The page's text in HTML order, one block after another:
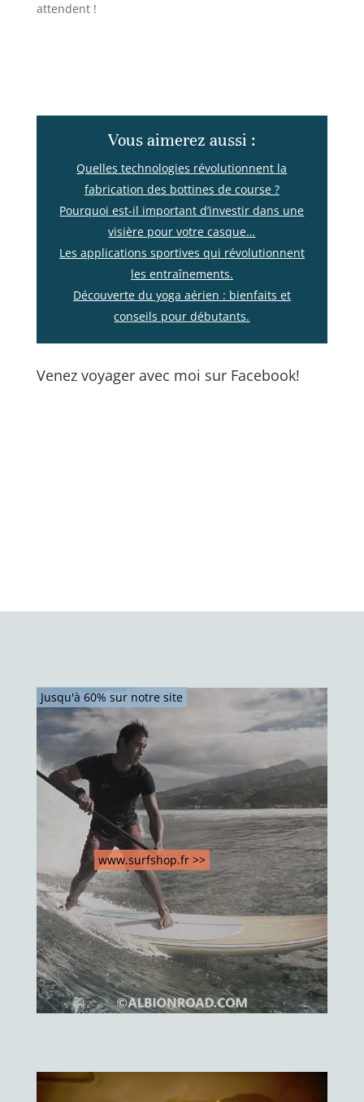
attendent !
Vous aimerez aussi :
Quelles technologies révolutionnent la
fabrication des bottines de course ?
Pourquoi est-il important d’investir dans une
visière pour votre casque…
Les applications sportives qui révolutionnent
les entraînements.
Découverte du yoga aérien : bienfaits et
conseils pour débutants.
Venez voyager avec moi sur Facebook!
www.surfshop.fr >>
Jusqu'à 60% sur notre site